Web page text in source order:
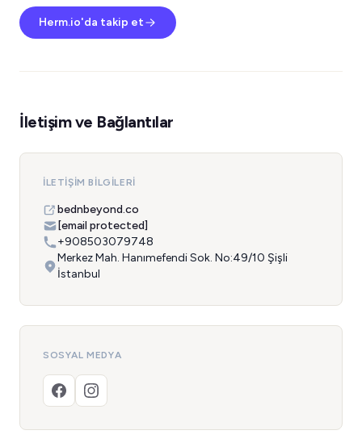
Herm.io'da takip et
İletişim ve Bağlantılar
İLETIŞIM BILGILERI
bednbeyond.co
[email protected]
+908503079748
Merkez Mah. Hanımefendi Sok. No:49/10 Şişli
İstanbul
SOSYAL MEDYA